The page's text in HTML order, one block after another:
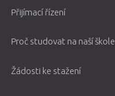
Přijímací řízení
Proč studovat na naší škole
Žádosti ke stažení